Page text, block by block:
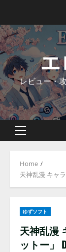
content
レビュー・
Primary
Home
天神乱漫 キャ
ゆずソフト
天神乱漫
ットー」